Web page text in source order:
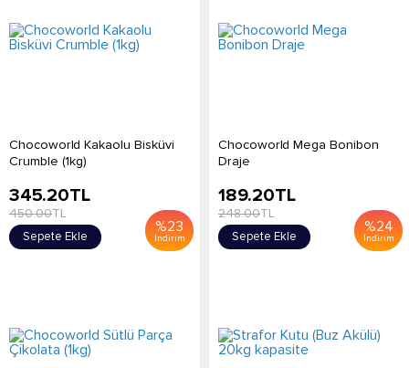
Chocoworld Kakaolu Bisküvi
Crumble (1kg)
%23
İndirim
345.20TL
450.00TL
Sepete Ekle
Chocoworld Mega Bonibon
Draje
%24
İndirim
189.20TL
248.00TL
Sepete Ekle